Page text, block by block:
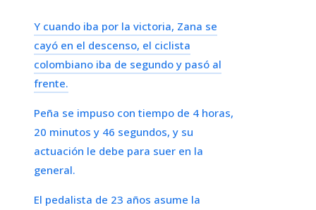
Y cuando iba por la victoria, Zana se
cayó en el descenso, el ciclista
colombiano iba de segundo y pasó al
frente.
Peña se impuso con tiempo de 4 horas,
20 minutos y 46 segundos, y su
actuación le debe para suer en la
general.
El pedalista de 23 años asume la